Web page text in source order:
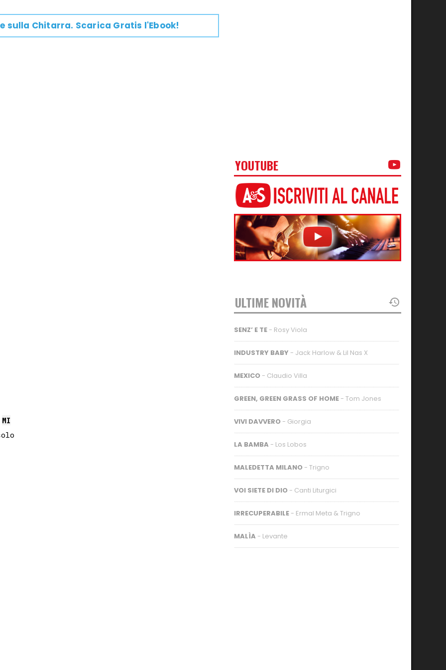
sulla Chitarra. Scarica Gratis l'Ebook!
MI
YOUTUBE
ULTIME NOVITÀ
SENZ’ E TE - Rosy Viola
INDUSTRY BABY - Jack Harlow & Lil Nas X
MEXICO - Claudio Villa
GREEN, GREEN GRASS OF HOME - Tom Jones
VIVI DAVVERO - Giorgia
LA BAMBA - Los Lobos
MALEDETTA MILANO - Trigno
VOI SIETE DI DIO - Canti Liturgici
IRRECUPERABILE - Ermal Meta & Trigno
MALÌA - Levante